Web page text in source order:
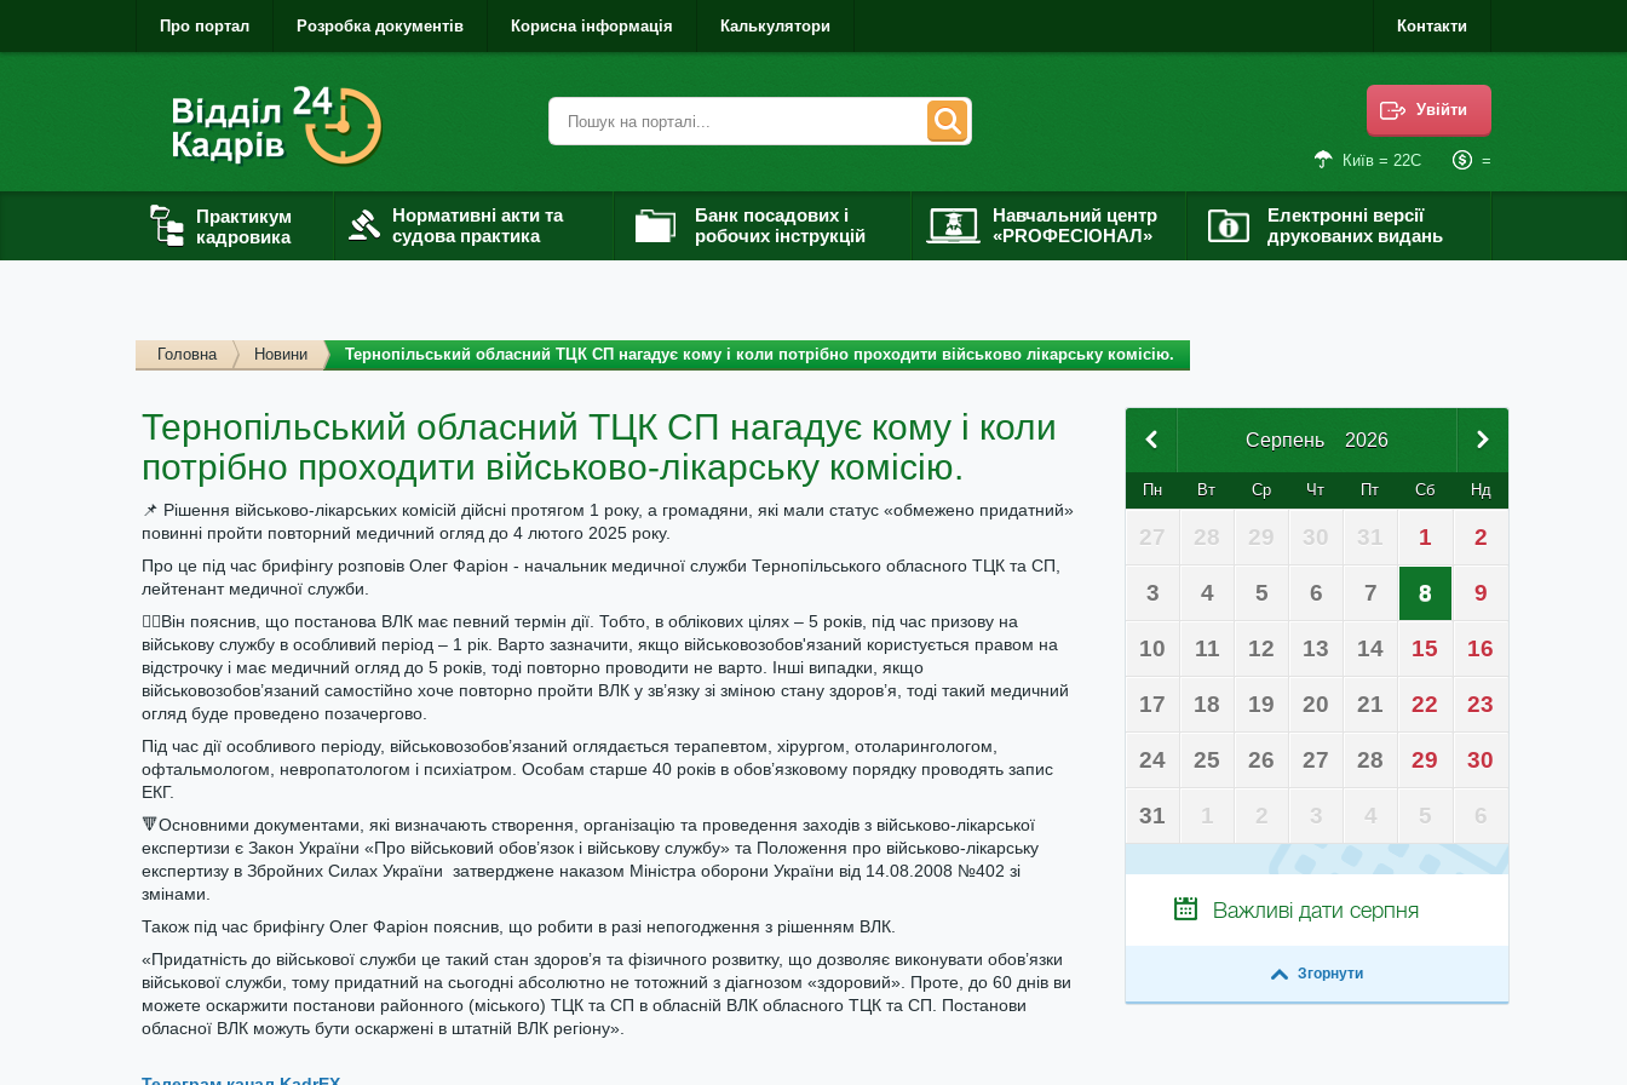
Про портал Розробка документів Корисна інформація Калькулятори Контакти
Увійти
Київ = 22С =
Практикум
кадровика
Нормативні акти та
судова практика
Банк посадових і
робочих інструкцій
Навчальний центр
«PROФЕСІОНАЛ»
Електронні версії
друкованих видань
Головна Новини Тернопільський обласний ТЦК СП нагадує кому і коли потрібно проходити військово лікарську комісію.
Тернопільський обласний ТЦК СП нагадує кому і коли
потрібно проходити військово-лікарську комісію.
📌 Рішення військово-лікарських комісій дійсні протягом 1 року, а громадяни, які мали статус «обмежено придатний»
повинні пройти повторний медичний огляд до 4 лютого 2025 року.
Про це під час брифінгу розповів Олег Фаріон - начальник медичної служби Тернопільського обласного ТЦК та СП,
лейтенант медичної служби.
☝🏼Він пояснив, що постанова ВЛК має певний термін дії. Тобто, в облікових цілях – 5 років, під час призову на
військову службу в особливий період – 1 рік. Варто зазначити, якщо військовозобов'язаний користується правом на
відстрочку і має медичний огляд до 5 років, тоді повторно проводити не варто. Інші випадки, якщо
військовозобов’язаний самостійно хоче повторно пройти ВЛК у зв’язку зі зміною стану здоров’я, тоді такий медичний
огляд буде проведено позачергово.
Під час дії особливого періоду, військовозобов’язаний оглядається терапевтом, хірургом, отоларингологом,
офтальмологом, невропатологом і психіатром. Особам старше 40 років в обов’язковому порядку проводять запис
ЕКГ.
🔻Основними документами, які визначають створення, організацію та проведення заходів з військово-лікарської
експертизи є Закон України «Про військовий обов’язок і військову службу» та Положення про військово-лікарську
експертизу в Збройних Силах України затверджене наказом Міністра оборони України від 14.08.2008 №402 зі
змінами.
Також під час брифінгу Олег Фаріон пояснив, що робити в разі непогодження з рішенням ВЛК.
«Придатність до військової служби це такий стан здоров’я та фізичного розвитку, що дозволяє виконувати обов’язки
військової служби, тому придатний на сьогодні абсолютно не тотожний з діагнозом «здоровий». Проте, до 60 днів ви
можете оскаржити постанови районного (міського) ТЦК та СП в обласній ВЛК обласного ТЦК та СП. Постанови
обласної ВЛК можуть бути оскаржені в штатній ВЛК регіону».
Серпень 2026
Пн Вт Ср Чт Пт Сб Нд
27 28 29 30 31 1 2
3 4 5 6 7 8 9
10 11 12 13 14 15 16
17 18 19 20 21 22 23
24 25 26 27 28 29 30
31 1 2 3 4 5 6
Важливі дати серпня
Згорнути